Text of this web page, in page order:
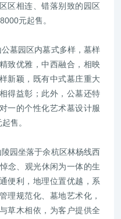
区相连、错落别致的园区
元起售。
墓园区内墓式多样，墓样
致优雅，中西融合，相映
新颖，既有中式墓庄重大
得益彰；此外，公墓还特
一的个性化艺术墓设计服
售。
园坐落于余杭区林杨线西
念、观光休闲为一体的生
便利，地理位置优越，系
理规范化、墓地艺术化，
草木相依，为客户提供全